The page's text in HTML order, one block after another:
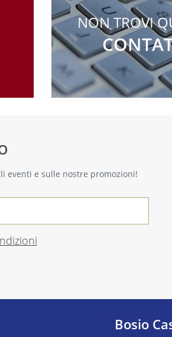
NON TROVI
eventi e sulle nostre promozioni!
Bosio